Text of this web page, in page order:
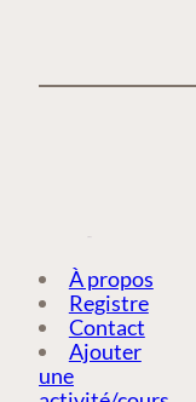
À propos
Registre
Contact
Ajouter
une